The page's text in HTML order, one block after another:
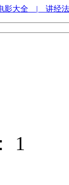
影大全 | 讲经
1